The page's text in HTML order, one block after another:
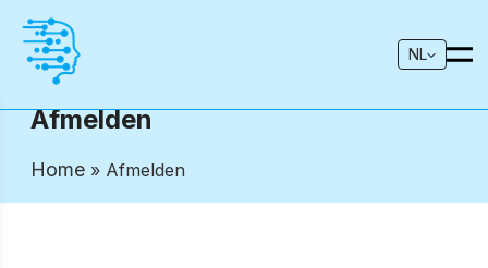
NL
Afmelden
Home » Afmelden